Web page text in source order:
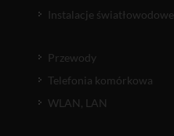
Instalacje światłowodowe
Przewody
Telefonia komórkowa
WLAN, LAN